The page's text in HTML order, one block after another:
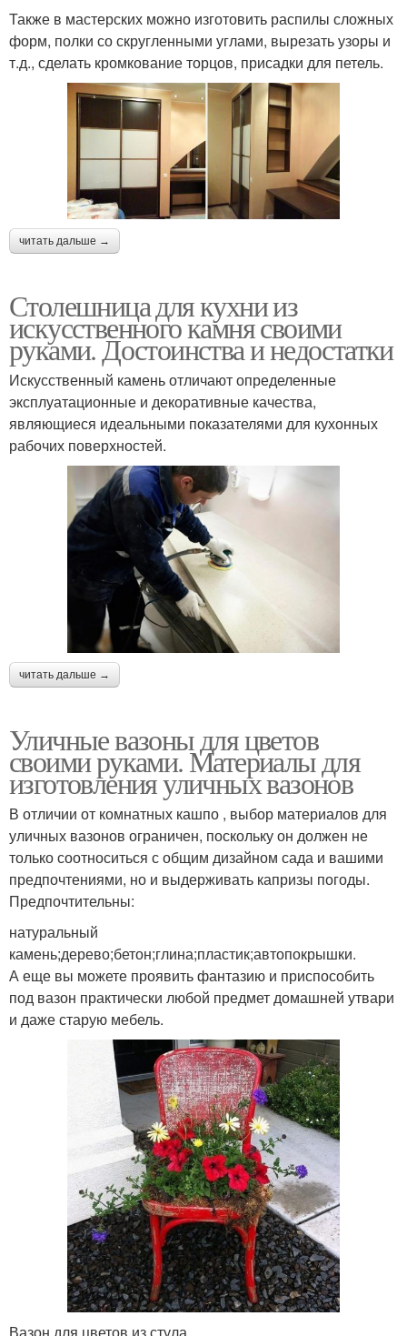
Также в мастерских можно изготовить распилы сложных
форм, полки со скругленными углами, вырезать узоры и
т.д., сделать кромкование торцов, присадки для петель.
читать дальше →
Столешница для кухни из
искусственного камня своими
руками. Достоинства и недостатки
Искусственный камень отличают определенные
эксплуатационные и декоративные качества,
являющиеся идеальными показателями для кухонных
рабочих поверхностей.
читать дальше →
Уличные вазоны для цветов
своими руками. Материалы для
изготовления уличных вазонов
В отличии от комнатных кашпо , выбор материалов для
уличных вазонов ограничен, поскольку он должен не
только соотноситься с общим дизайном сада и вашими
предпочтениями, но и выдерживать капризы погоды.
Предпочтительны:
натуральный
камень;дерево;бетон;глина;пластик;автопокрышки.
А еще вы можете проявить фантазию и приспособить
под вазон практически любой предмет домашней утвари
и даже старую мебель.